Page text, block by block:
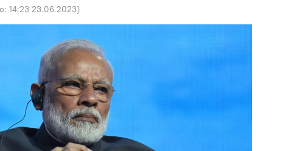
14:23 23.06.2023)